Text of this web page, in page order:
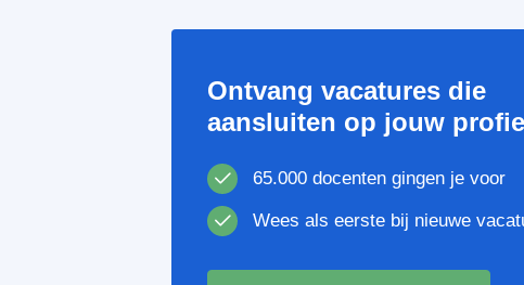
Ontvang vacatures die
aansluiten op jouw
65.000 docenten gingen je voor
Wees als eerste bij nieuwe